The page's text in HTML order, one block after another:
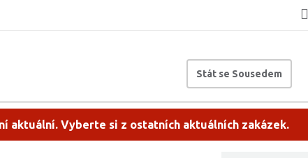
Stát se Sousedem
aktuální. Vyberte si z ostatních aktuálních zakázek.